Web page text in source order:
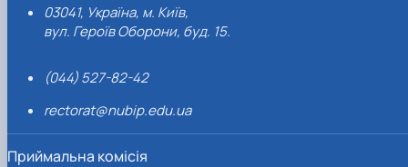
03041, Україна, м. Київ,
вул. Героїв Оборони, буд. 15.
(044) 527-82-42
rectorat@nubip.edu.ua
Приймальна комісія